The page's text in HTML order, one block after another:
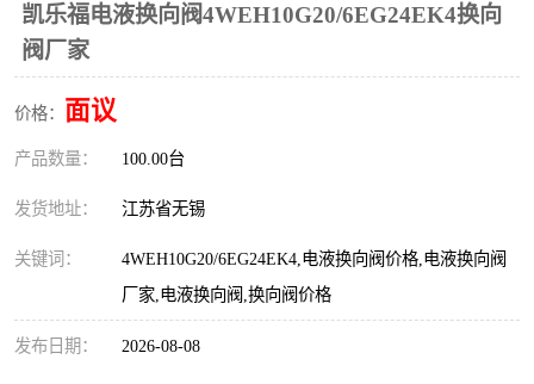
凯乐福电液换向阀4WEH10G20/6EG24EK4换向
阀厂家
价格： 面议
产品数量： 100.00台
发货地址： 江苏省无锡
关键词：
4WEH10G20/6EG24EK4,电液换向阀价格,电液换向阀
厂家,电液换向阀,换向阀价格
发布日期： 2026-08-08